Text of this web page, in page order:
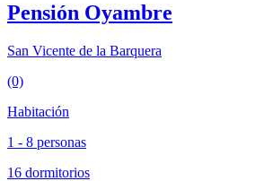
Pensión Oyambre
San Vicente de la Barquera
(0)
Habitación
1 - 8 personas
16 dormitorios